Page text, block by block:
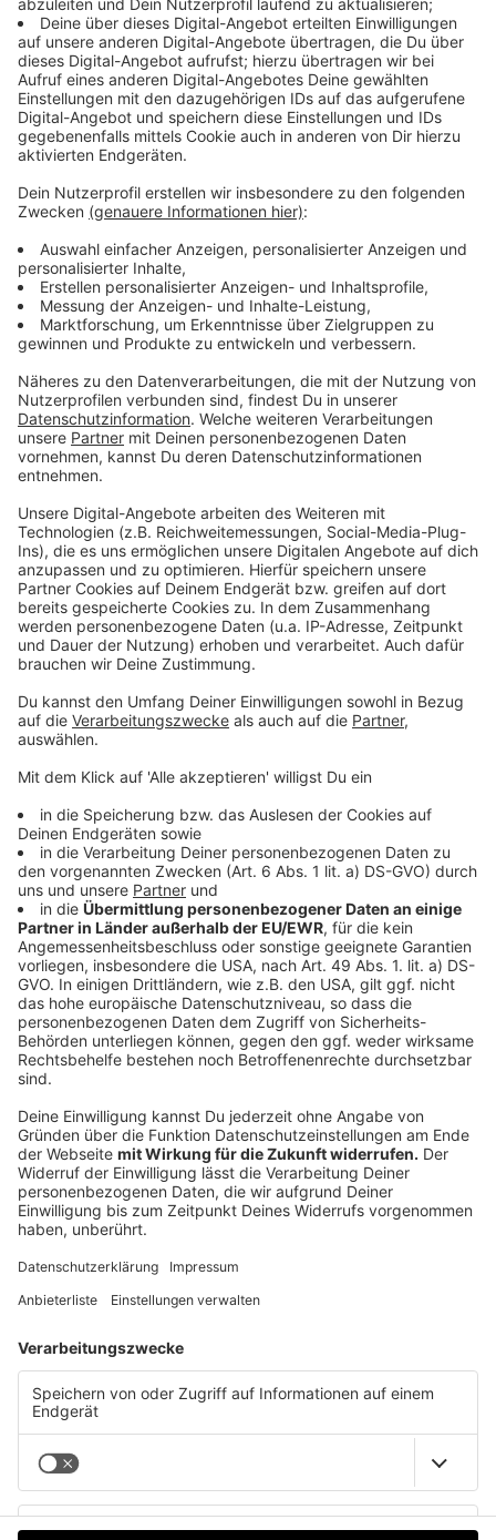
oder Investmentgesellschaften, die Goldprodukte
in ihr Portfolio aufgenommen haben – nicht, weil es
das Beste für den Kunden ist, sondern weil es ins
Konzept passt. Das Ergebnis:
➡️ Teure Goldsparpläne mit hohen Gebühren
➡️ Intransparente Lagerung – dein Gold liegt
irgendwo, aber du weißt nicht genau, wo
➡️ Kein physischer Zugriff – du bekommst oft nur ein
Zertifikat, keinen Goldbarren in die Hand
➡️ Keine echte Eigentumsgarantie – im
schlimmsten Fall bist du nur Teil einer
Sammelverwahrung
Ich erkläre dir in dieser Folge,
über einen Finanzberater wirklich abläuft:
• Du fragst an – der Berater schaut, was er
anbieten kann
• Meist sind es nur Produkte von 1-2 Partnern
der Berater mit
• Die Lagerung wird oft über Dritte abgewickelt, du
hast keinen direkten Einfluss
Ich will hier niemandem auf die Füße treten, aber
Klartext reden: Ein Finanzberater ist kein
Goldexperte. Sein Kerngeschäft sind
Versicherungen, Kredite, Leasing, Finanzierungen,
Bausparverträge. Gold ist oft nur ein nettes Zubrot
– ohne tiefes Wissen und ohne echte
Beratungskompetenz in diesem speziellen Bereich.
Wenn du also wirklich in Gold investieren möchtest,
dann geh nicht den Weg über einen klassischen
Finanzberater.
🔹 Informier dich selbst.
🔹 Kauf dein Gold bei spezialisierten
Edelmetallhändlern.
🔹 Achte auf eine saubere Lagerung – bestenfalls in
einem Hochsicherheitslager mit direkter
Eigentumsgarantie.
🔹 Oder – wenn du’s magst – bewahre es selbst auf.
Zum Schluss mein Gedanke:
Gold ist Freiheit. Gold ist Sicherheit.
In dieser Folge bekommst duklare Einblicke,
echte Praxistipps und eine Portion Schmäh, die
dich zum Nachdenken anregen sollen. Keine
Fachchinesisch, kein Verkaufsgespräch – nur
ehrliche Einblicke und ein klarer Aufruf:
Wissen, triff deine eigenen Entscheidungen und
lass dich nicht von Verkaufsfloskeln einlullen.
hast du danach ein ganz anderes Bild vom Goldkauf
über den Finanzberater. Viel Spaß mit der Folge –
und bis bald!
Datenschutz
Werben